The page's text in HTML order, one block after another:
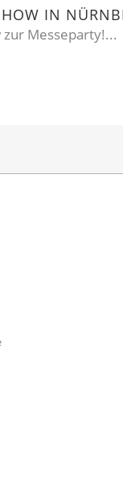
IN
zur Messeparty!...